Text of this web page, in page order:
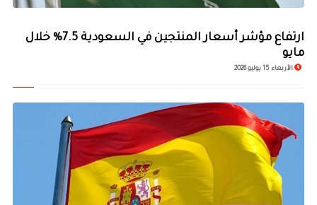
ارتفاع مؤشر أسعار المنتجين في السعودية 7.5% خلال
مايو
الأربعاء 15 يوليو 2026